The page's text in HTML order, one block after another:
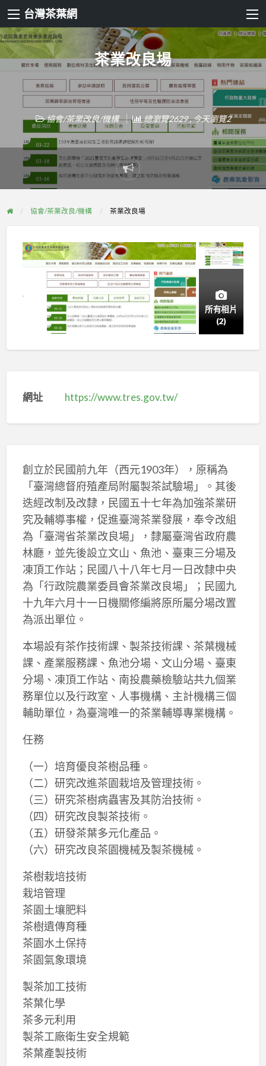
台灣茶葉網
茶業改良場
協會/茶業改良/機構 總瀏覽2629 , 今天瀏覽2
Report
problem
協會/茶業改良/機構 茶業改良場
所有相片
(2)
網址 https://www.tres.gov.tw/
創立於民國前九年（西元1903年），原稱為
「臺灣總督府殖產局附屬製茶試驗場」。其後
迭經改制及改隸，民國五十七年為加強茶業研
究及輔導事權，促進臺灣茶業發展，奉令改組
為「臺灣省茶業改良場」，隸屬臺灣省政府農
林廳，並先後設立文山、魚池、臺東三分場及
凍頂工作站；民國八十八年七月一日改隸中央
為「行政院農業委員會茶業改良場」；民國九
十九年六月十一日機關修編將原所屬分場改置
為派出單位。
本場設有茶作技術課、製茶技術課、茶葉機械
課、產業服務課、魚池分場、文山分場、臺東
分場、凍頂工作站、南投農藥檢驗站共九個業
務單位以及行政室、人事機構、主計機構三個
輔助單位，為臺灣唯一的茶業輔導專業機構。
任務
（一）培育優良茶樹品種。
（二）研究改進茶園栽培及管理技術。
（三）研究茶樹病蟲害及其防治技術。
（四）研究改良製茶技術。
（五）研發茶葉多元化產品。
（六）研究改良茶園機械及製茶機械。
茶樹栽培技術
栽培管理
茶園土壤肥料
茶樹遺傳育種
茶園水土保持
茶園氣象環境
製茶加工技術
茶葉化學
茶多元利用
製茶工廠衛生安全規範
茶葉產製技術